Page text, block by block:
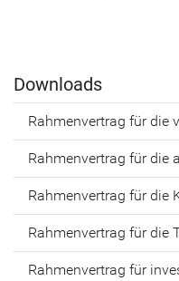
Down­loads
Rah­men­ver­trag für die
Rah­men­ver­trag für die
Rah­men­ver­trag für die
Rah­men­ver­trag für die
Rah­men­ver­trag für